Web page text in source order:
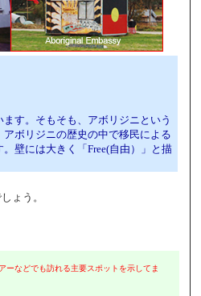
す。そもそも、アボリジニという
ボリジニの歴史の中で移民による
壁には大きく「Free(自由）」と描
ょう。
ーなどでも訪れる主要スポットを示してま